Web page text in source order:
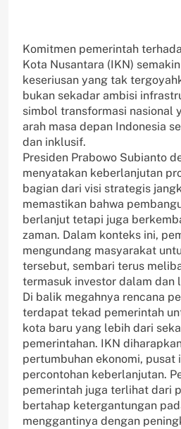
Komitmen pemerintah
Kota Nusantara (IKN)
keseriusan yang tak
bukan sekadar ambisi
simbol transformasi nasional
arah masa depan Indonesia
dan inklusif.
Presiden Prabowo Subianto
menyatakan keberlanjutan
bagian dari visi strategis
memastikan bahwa
berlanjut tetapi juga
zaman. Dalam konteks ini,
mengundang masyarakat
tersebut, sembari terus
termasuk investor dalam dan
Di balik megahnya rencana
terdapat tekad pemerintah
kota baru yang lebih dari
pemerintahan. IKN
pertumbuhan ekonomi, pusat
percontohan keberlanjutan.
pemerintah juga terlihat dari
bertahap ketergantungan
menggantinya dengan